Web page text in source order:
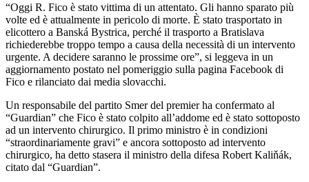
“Oggi R. Fico è stato vittima di un attentato. Gli hanno sparato più
volte ed è attualmente in pericolo di morte. È stato trasportato in
elicottero a Banská Bystrica, perché il trasporto a Bratislava
richiederebbe troppo tempo a causa della necessità di un intervento
urgente. A decidere saranno le prossime ore”, si leggeva in un
aggiornamento postato nel pomeriggio sulla pagina Facebook di
Fico e rilanciato dai media slovacchi.
Un responsabile del partito Smer del premier ha confermato al
“Guardian” che Fico è stato colpito all’addome ed è stato sottoposto
ad un intervento chirurgico. Il primo ministro è in condizioni
“straordinariamente gravi” e ancora sottoposto ad intervento
chirurgico, ha detto stasera il ministro della difesa Robert Kaliňák,
citato dal “Guardian”.